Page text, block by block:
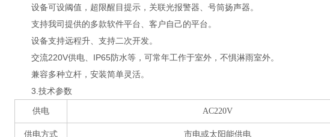
设备可设阈值，超限醒目提示，关联光报警器、号筒扬声器。
支持我司提供的多款软件平台、客户自己的平台。
设备支持远程升、支持二次开发。
交流220V供电、IP65防水等，可常年工作于室外，不惧淋雨室外。
兼容多种立杆，安装简单灵活。
3.技术参数
供电 AC220V
供电方式 市电或太阳能供电